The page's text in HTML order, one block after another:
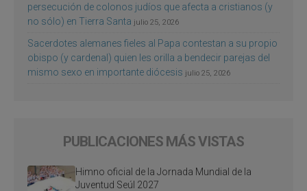
persecución de colonos judíos que afecta a cristianos (y
no sólo) en Tierra Santa julio 25, 2026
Sacerdotes alemanes fieles al Papa contestan a su propio
obispo (y cardenal) quien les orilla a bendecir parejas del
mismo sexo en importante diócesis julio 25, 2026
PUBLICACIONES MÁS VISTAS
Himno oficial de la Jornada Mundial de la
Juventud Seúl 2027